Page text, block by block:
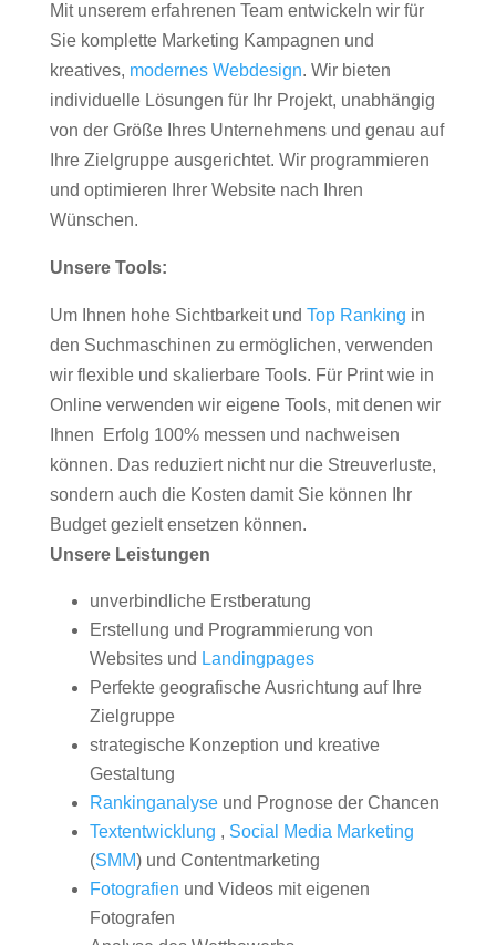
Mit unserem erfahrenen Team entwickeln wir für
Sie komplette Marketing Kampagnen und
kreatives, modernes Webdesign. Wir bieten
individuelle Lösungen für Ihr Projekt, unabhängig
von der Größe Ihres Unternehmens und genau auf
Ihre Zielgruppe ausgerichtet. Wir programmieren
und optimieren Ihrer Website nach Ihren
Wünschen.
Unsere Tools:
Um Ihnen hohe Sichtbarkeit und Top Ranking in
den Suchmaschinen zu ermöglichen, verwenden
wir flexible und skalierbare Tools. Für Print wie in
Online verwenden wir eigene Tools, mit denen wir
Ihnen Erfolg 100% messen und nachweisen
können. Das reduziert nicht nur die Streuverluste,
sondern auch die Kosten damit Sie können Ihr
Budget gezielt ensetzen können.
Unsere Leistungen
unverbindliche Erstberatung
Erstellung und Programmierung von
Websites und Landingpages
Perfekte geografische Ausrichtung auf Ihre
Zielgruppe
strategische Konzeption und kreative
Gestaltung
Rankinganalyseund Prognose der Chancen
Textentwicklung , Social Media Marketing
(SMM) und Contentmarketing
Fotografien und Videos mit eigenen
Fotografen